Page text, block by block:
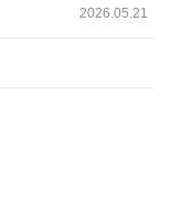
2026.05.21